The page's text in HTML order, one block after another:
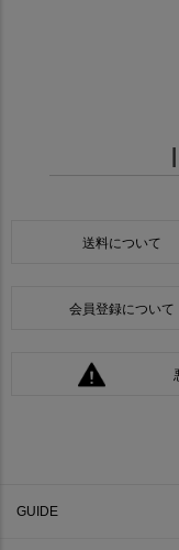
送料について
会員登録について
GUIDE